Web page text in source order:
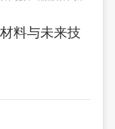
料与未来技